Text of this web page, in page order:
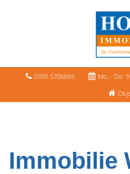
0395 5706669
Mo. - Do.
Immobilie